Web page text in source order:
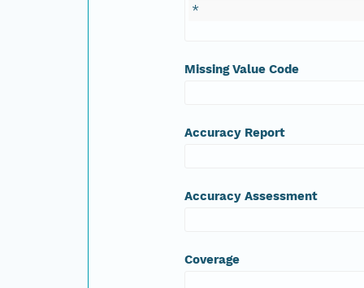
*
Missing Value Code
Accuracy Report
Accuracy Assessment
Coverage